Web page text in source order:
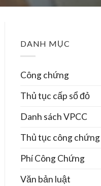
DANH MỤC
Công chứng
Thủ tục cấp sổ đỏ
Danh sách VPCC
Thủ tục công chứng
Phí Công Chứng
Văn bản luật